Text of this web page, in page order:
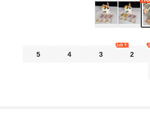
2
9 left
3
4
5